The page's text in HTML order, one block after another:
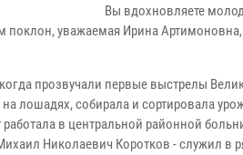
Вы вдохновляете
уважаемая Ирина
прозвучали первые выстрелы
лошадях, собирала и сортировала
в центральной районной
Николаевич Коротков - служил в